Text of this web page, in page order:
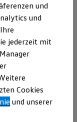
finden
konfigurieren
und
und
jederzeit mit
Cookies
und unserer